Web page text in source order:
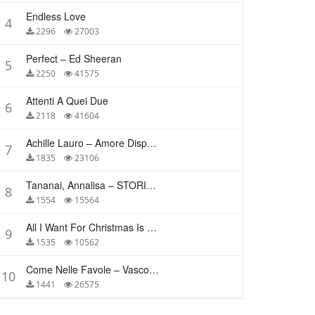
4 Endless Love
2296 27003
5 Perfect – Ed Sheeran
2250 41575
6 Attenti A Quei Due
2118 41604
7 Achille Lauro – Amore Disperato
1835 23106
8 Tananai, Annalisa – STORIE BREVI
1554 15564
9 All I Want For Christmas Is You – Mariah Carey
1535 10562
10 Come Nelle Favole – Vasco Rossi
1441 26575